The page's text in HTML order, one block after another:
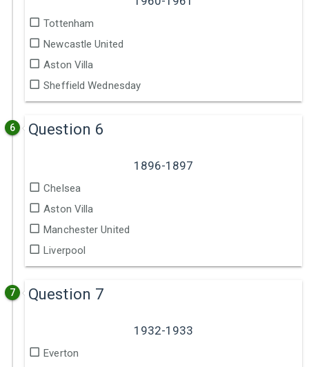
Tottenham
Newcastle United
Aston Villa
Sheffield Wednesday
6 Question 6
1896-1897
Chelsea
Aston Villa
Manchester United
Liverpool
7 Question 7
1932-1933
Everton